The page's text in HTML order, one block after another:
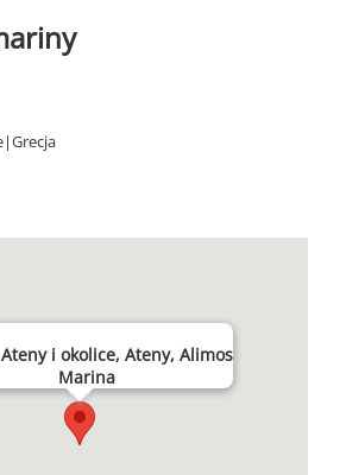
i okolice, Ateny, Alimos
Marina